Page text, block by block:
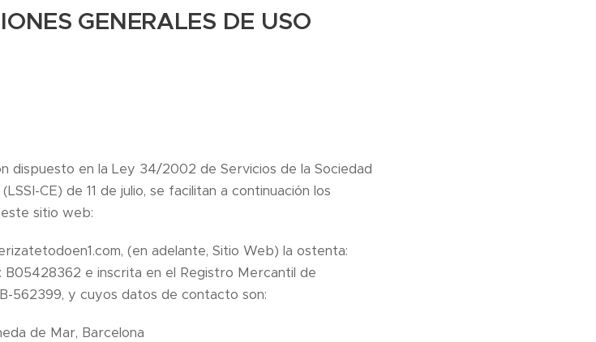
GENERALES DE USO
dispuesto en la Ley 34/2002 de Servicios de la Sociedad
CE) de 11 de julio, se facilitan a continuación los
sitio web:
(en adelante, Sitio Web) la ostenta:
B05428362 e inscrita en el Registro Mercantil de
562399, y cuyos datos de contacto son:
de Mar, Barcelona